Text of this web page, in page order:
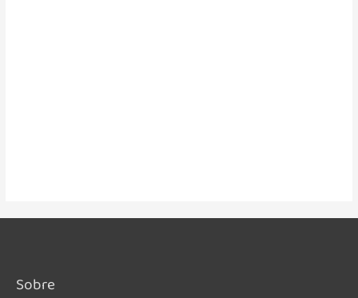
Sobre